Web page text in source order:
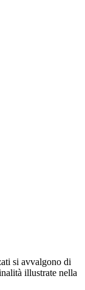
si avvalgono di
illustrate nella